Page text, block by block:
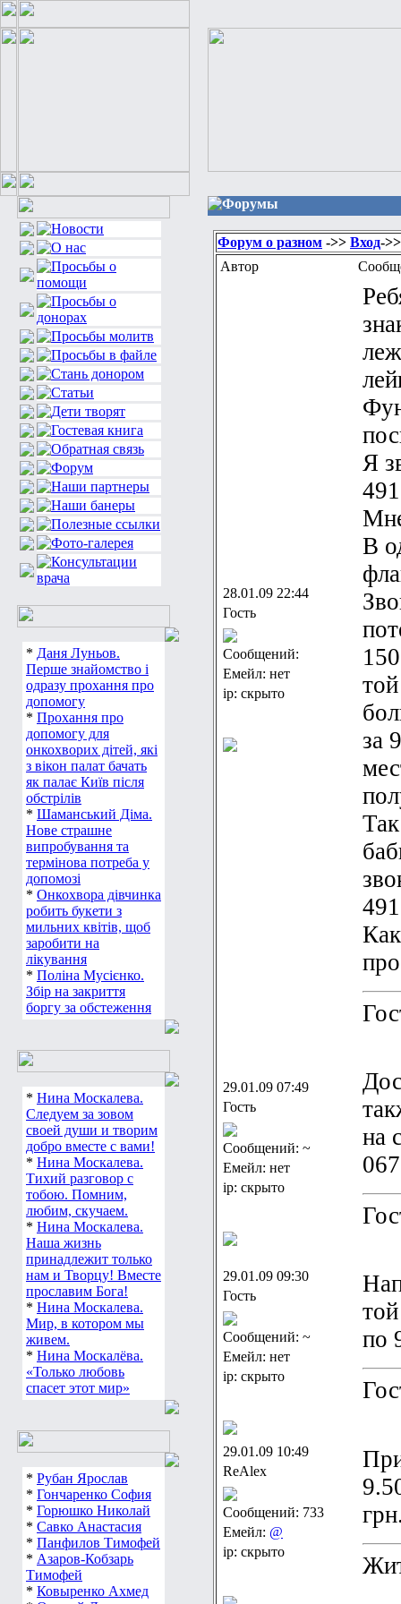
* Даня Луньов.
Перше знайомство і
одразу прохання про
допомогу
* Прохання про
допомогу для
онкохворих дітей, які
з вікон палат бачать
як палає Київ після
обстрілів
* Шаманський Діма.
Нове страшне
випробування та
термінова потреба у
допомозі
* Онкохвора дівчинка
робить букети з
мильних квітів, щоб
заробити на
лікування
* Поліна Мусієнко.
Збір на закриття
боргу за обстеження
* Нина Москалева.
Следуем за зовом
своей души и творим
добро вместе с вами!
* Нина Москалева.
Тихий разговор с
тобою. Помним,
любим, скучаем.
* Нина Москалева.
Наша жизнь
принадлежит только
нам и Творцу! Вместе
прославим Бога!
* Нина Москалева.
Мир, в котором мы
живем.
* Нина Москалёва.
«Только любовь
спасет этот мир»
* Рубан Ярослав
* Гончаренко София
* Горюшко Николай
* Савко Анастасия
* Панфилов Тимофей
* Азаров-Кобзарь
Тимофей
* Ковыренко Ахмед
Форумы
Форум о разном ->> Вход-
Автор
28.01.09 22:44
Гость
Сообщений:
Емейл: нет
ip: скрыто
Я
В
за
29.01.09 07:49
Гость
Сообщений: ~
Емейл: нет
ip: скрыто
на
067
29.01.09 09:30
Гость
Сообщений: ~
Емейл: нет
ip: скрыто
по
29.01.09 10:49
ReAlex
Сообщений: 733
Емейл: @
ip: скрыто